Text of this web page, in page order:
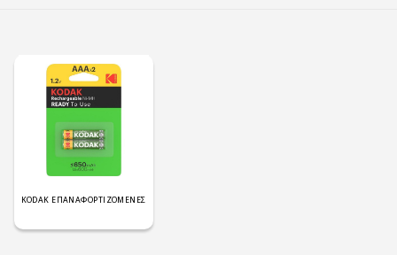
KODAK ΕΠΑΝΑΦΟΡΤΙΖΟΜΕΝΕΣ